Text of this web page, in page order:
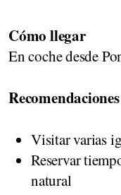
Cómo llegar
En coche desde
Recomendaciones
Visitar varias
Reservar
natural